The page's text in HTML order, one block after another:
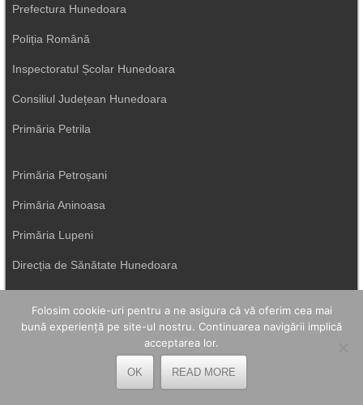
Prefectura Hunedoara
Poliția Română
Inspectoratul Școlar Hunedoara
Consiliul Județean Hunedoara
Primăria Petrila
Primăria Petroșani
Primăria Aninoasa
Primăria Lupeni
Direcția de Sănătate Hunedoara
Primăria Uricani
ISU Hunedoara
Folosim cookie-uri pentru a ne asigura că vă oferim cea mai
bună experiență pe site-ul nostru. Continuarea navigării implică
acceptarea lor.
OK READ MORE